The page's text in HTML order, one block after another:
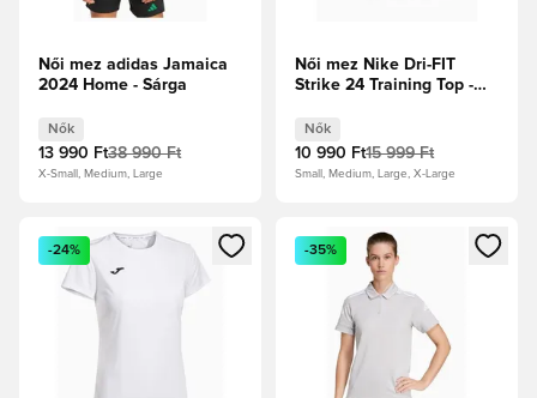
Női mez adidas Jamaica
2024 Home - Sárga
Nők
13 990 Ft38 990 Ft
X-Small, Medium, Large
Női mez Nike Dri-FIT
Strike 24 Training Top -
Nők
10 990 Ft15 999 Ft
Small, Medium, Large, X-Large
Megnyit egy modált a bejelentkezéshez vagy a tagként
-24%
Megnyit egy modált a
-35%